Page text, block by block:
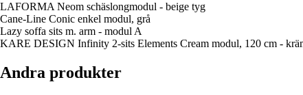
LAFORMA Neom schäslongmodul - beige tyg
Cane-Line Conic enkel modul, grå
Lazy soffa sits m. arm - modul A
KARE DESIGN Infinity 2-sits Elements Cream modul, 120 cm -
Andra produkter